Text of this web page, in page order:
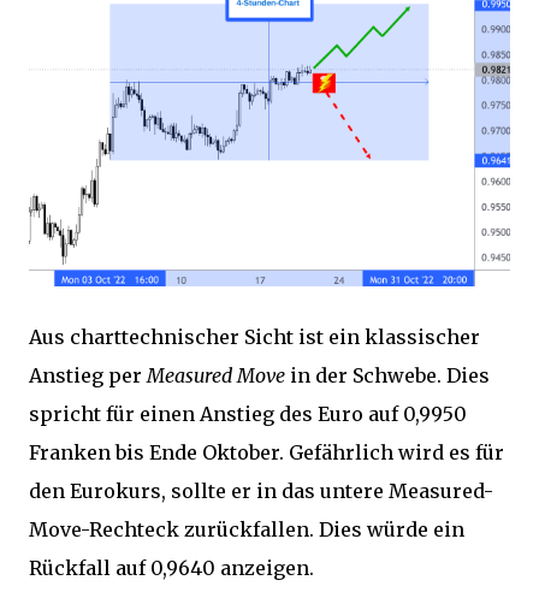
Aus charttechnischer Sicht ist ein klassischer
Anstieg per Measured Move in der Schwebe. Dies
spricht für einen Anstieg des Euro auf 0,9950
Franken bis Ende Oktober. Gefährlich wird es für
den Eurokurs, sollte er in das untere Measured-
Move-Rechteck zurückfallen. Dies würde ein
Rückfall auf 0,9640 anzeigen.